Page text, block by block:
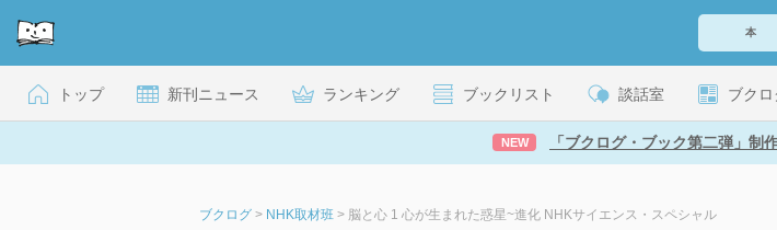
トップ 新刊ニュース ランキング ブックリスト 談話室 ブク
NEW 「ブクログ・ブック第二弾」制
ブクログ > NHK取材班 > 脳と心 1 心が生まれた惑星~進化 NHKサイエンス・スペシャル